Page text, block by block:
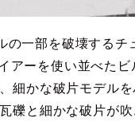
一部を破壊するチ
アーを使い並べた
細かな破片モデル
礫と細かな破片が